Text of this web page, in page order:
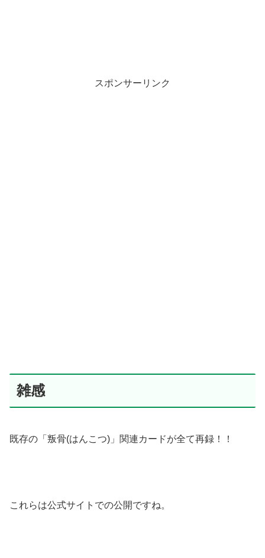
スポンサーリンク
雑感
既存の「叛骨(はんこつ)」関連カードが全て再録！！
これらは公式サイトでの公開ですね。